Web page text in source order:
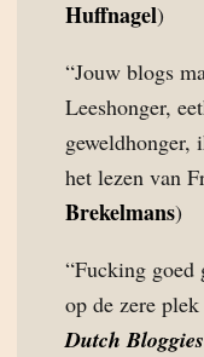
Huffnagel)
“Jouw blogs
Leeshonger,
geweldhonger,
het lezen van
Brekelmans)
“Fucking goed
op de zere
Dutch Bloggies